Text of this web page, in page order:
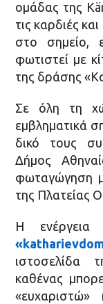
ομάδας της
τις καρδιές
στο σημείο,
φωτιστεί με
της δράσης
Σε όλη τη
εμβληματικά
δικό τους
Δήμος
φωταγώγηση
της Πλατείας
Η ενέργεια
καθένας
«ευχαριστώ»